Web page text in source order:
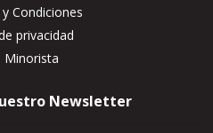
Condiciones
privacidad
Minorista
Newsletter